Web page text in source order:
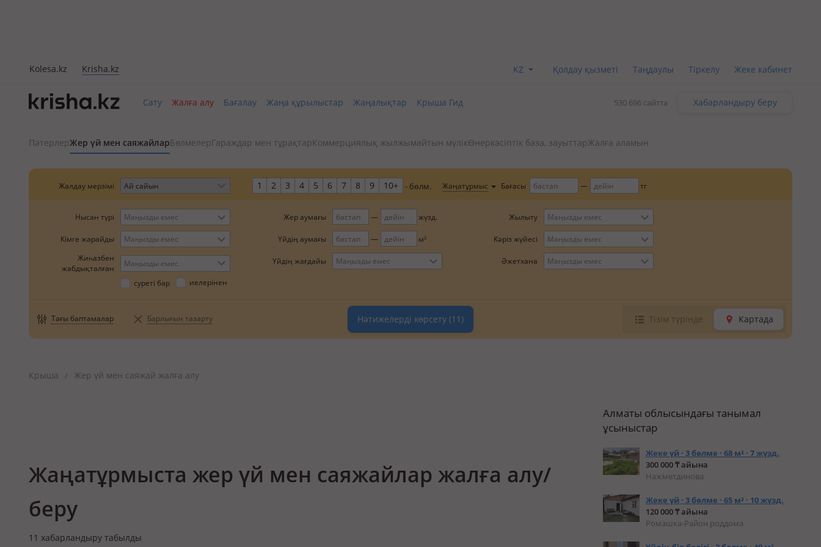
Kolesa.kz Krisha.kz KZ Қолдау қызметі Таңдаулы Тіркелу Жеке кабинет
Сату Жалға алу Бағалау Жаңа құрылыстар Жаңалықтар Крыша Гид 530 696 сайтта Хабарландыру беру
ПәтерлерЖер үй мен саяжайларБөлмелерГараждар мен тұрақтарКоммерциялық жылжымайтын мүлікӨнеркәсіптік база, зауыттарЖалға аламын
Жалдау мерзімі 1 2 3 4 5 6 7 8 9 10+ - бөлм. Жаңатұрмыс Бағасы тг
Нысан түрі Маңызды емес Жер аумағы жүзд. Жылыту Маңызды емес
Кімге жарайды Маңызды емес Үйдің аумағы м² Кәріз жүйесі
Маңызды емес
Жиһазбен
жабдықталған
Маңызды емес Үйдің жағдайы Маңызды емес Әжетхана Маңызды емес
суреті бар иелерінен
Тағы баптамалар Барлығын тазарту Нәтижелерді көрсету (11) Тізім түрінде Картада
Крыша / Жер үй мен саяжай жалға алу
Жаңатұрмыста жер үй мен саяжайлар жалға алу/
беру
11 хабарландыру табылды
Алматы облысындағы танымал
ұсыныстар
Жеке үй · 3 бөлме · 68 м² · 7 жүзд.
300 000 ₸ айына
Нажметдинова
Жеке үй · 3 бөлме · 65 м² · 10 жүзд.
120 000 ₸ айына
Ромашка-Район роддома